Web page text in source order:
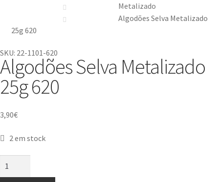
Metalizado
Algodões Selva Metalizado
25g 620
SKU: 22-1101-620
Algodões Selva Metalizado
25g 620
3,90€
2 em stock